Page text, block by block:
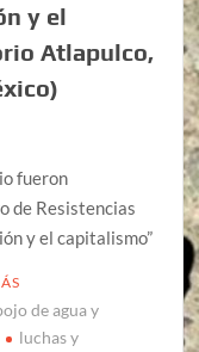
y el
Atlapulco,
fueron
de Resistencias
y el capitalismo”
de agua y
luchas y